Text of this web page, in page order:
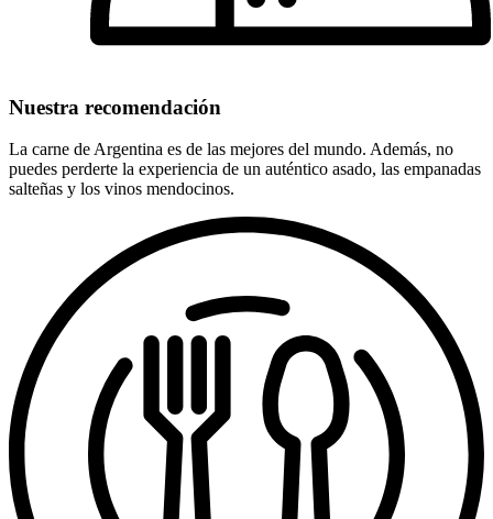
Nuestra recomendación
La carne de Argentina es de las mejores del mundo. Además, no
puedes perderte la experiencia de un auténtico asado, las empanadas
salteñas y los vinos mendocinos.